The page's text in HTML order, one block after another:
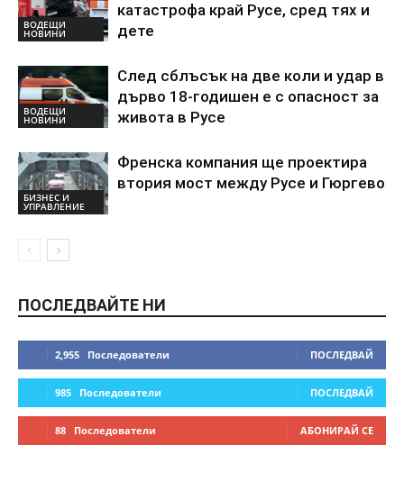
ВОДЕЩИ
НОВИНИ
катастрофа край Русе, сред тях и
дете
ВОДЕЩИ
НОВИНИ
След сблъсък на две коли и удар в
дърво 18-годишен е с опасност за
живота в Русе
БИЗНЕС И
УПРАВЛЕНИЕ
Френска компания ще проектира
втория мост между Русе и Гюргево
ПОСЛЕДВАЙТЕ НИ
2,955 Последователи ПОСЛЕДВАЙ
985 Последователи ПОСЛЕДВАЙ
88 Последователи АБОНИРАЙ СЕ